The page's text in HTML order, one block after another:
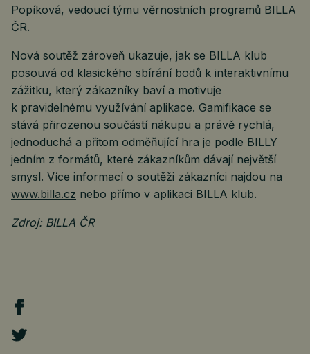
Popíková, vedoucí týmu věrnostních programů BILLA
ČR.
Nová soutěž zároveň ukazuje, jak se BILLA klub
posouvá od klasického sbírání bodů k interaktivnímu
zážitku, který zákazníky baví a motivuje
k pravidelnému využívání aplikace. Gamifikace se
stává přirozenou součástí nákupu a právě rychlá,
jednoduchá a přitom odměňující hra je podle BILLY
jedním z formátů, které zákazníkům dávají největší
smysl. Více informací o soutěži zákazníci najdou na
www.billa.cz nebo přímo v aplikaci BILLA klub.
Zdroj: BILLA ČR